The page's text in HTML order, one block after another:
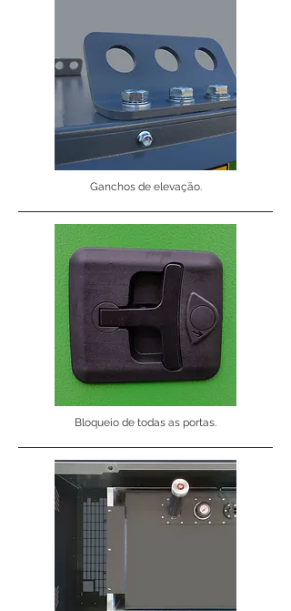
Ganchos de elevação.
Bloqueio de todas as portas.